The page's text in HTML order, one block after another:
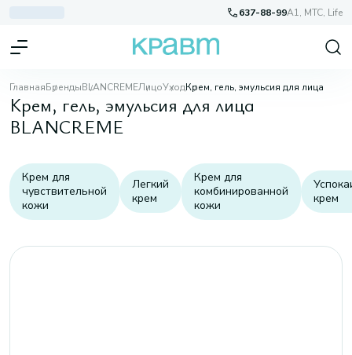
637-88-99A1, МТС, Life
ГлавнаяБрендыBLANCREMEЛицоУходКрем, гель, эмульсия для лица
Крем, гель, эмульсия для лица
BLANCREME
Крем для
чувствительной
кожи
Легкий
крем
Крем для
комбинированной
кожи
крем